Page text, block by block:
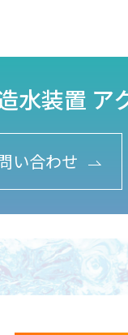
⽔装置 ア
い合わせ